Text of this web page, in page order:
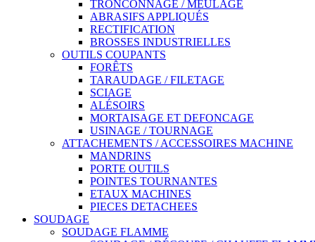
TRONCONNAGE / MEULAGE
ABRASIFS APPLIQUÉS
RECTIFICATION
BROSSES INDUSTRIELLES
OUTILS COUPANTS
FORÊTS
TARAUDAGE / FILETAGE
SCIAGE
ALÉSOIRS
MORTAISAGE ET DEFONCAGE
USINAGE / TOURNAGE
ATTACHEMENTS / ACCESSOIRES MACHINE
MANDRINS
PORTE OUTILS
POINTES TOURNANTES
ETAUX MACHINES
PIECES DETACHEES
SOUDAGE
SOUDAGE FLAMME